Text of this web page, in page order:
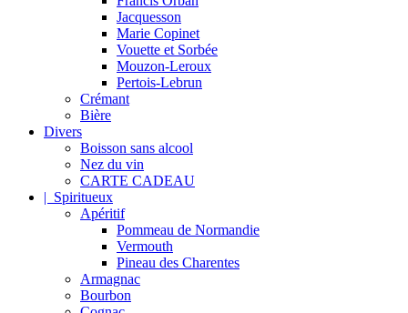
Jacquesson
Marie Copinet
Vouette et Sorbée
Mouzon-Leroux
Pertois-Lebrun
Crémant
Bière
Divers
Boisson sans alcool
Nez du vin
CARTE CADEAU
| Spiritueux
Apéritif
Pommeau de Normandie
Vermouth
Pineau des Charentes
Armagnac
Bourbon